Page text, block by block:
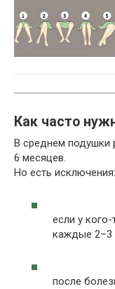
Как часто
В среднем подушки
6 месяцев.
Но есть исключения:
если у
каждые 2–3
после